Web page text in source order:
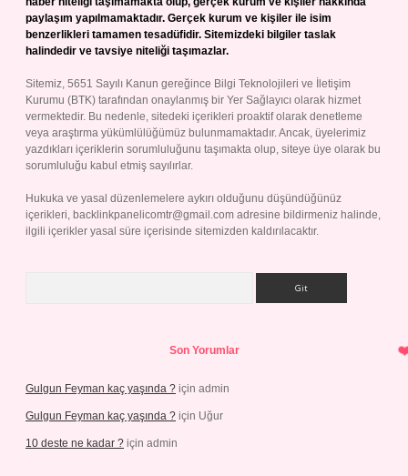
paylaşım yapılmamaktadır. Gerçek kurum ve kişiler ile isim
benzerlikleri tamamen tesadüfidir. Sitemizdeki bilgiler taslak
halindedir ve tavsiye niteliği taşımazlar.
Sitemiz, 5651 Sayılı Kanun gereğince Bilgi Teknolojileri ve İletişim
Kurumu (BTK) tarafından onaylanmış bir Yer Sağlayıcı olarak hizmet
vermektedir. Bu nedenle, sitedeki içerikleri proaktif olarak denetleme
veya araştırma yükümlülüğümüz bulunmamaktadır. Ancak, üyelerimiz
yazdıkları içeriklerin sorumluluğunu taşımakta olup, siteye üye olarak bu
sorumluluğu kabul etmiş sayılırlar.
Hukuka ve yasal düzenlemelere aykırı olduğunu düşündüğünüz
içerikleri, backlinkpanelicomtr@gmail.com adresine bildirmeniz halinde,
ilgili içerikler yasal süre içerisinde sitemizden kaldırılacaktır.
Son Yorumlar
Gulgun Feyman kaç yaşında ? için admin
Gulgun Feyman kaç yaşında ? için Uğur
10 deste ne kadar ? için admin